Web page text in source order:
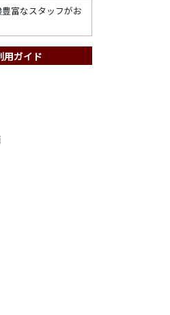
富なスタッフがお
用ガイド